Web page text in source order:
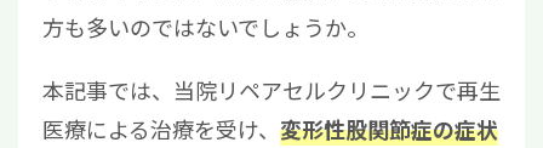
方も多いのではないでしょうか。
本記事では、当院リペアセルクリニックで再生
医療による治療を受け、 変形性股関節症の症状